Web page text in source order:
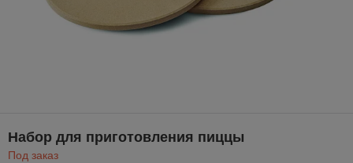
Набор для приготовления пиццы
Под заказ